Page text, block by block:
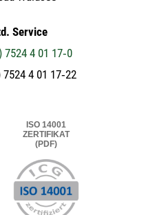
Service
7524 4 01 17‑0
7524 4 01 17‑22
ISO 14001
ZERTIFIKAT
(PDF)